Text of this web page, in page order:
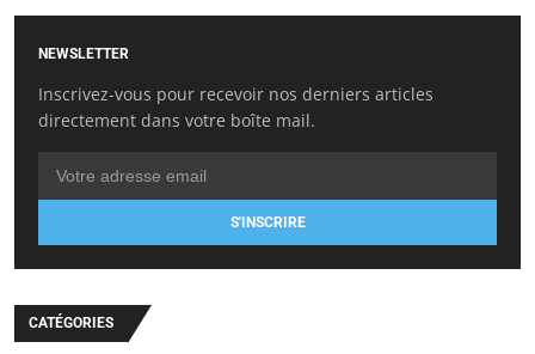
NEWSLETTER
Inscrivez-vous pour recevoir nos derniers articles
directement dans votre boîte mail.
S'INSCRIRE
CATÉGORIES